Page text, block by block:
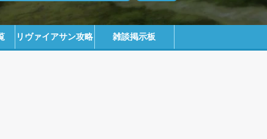
リヴァイアサン攻略 雑談掲示板